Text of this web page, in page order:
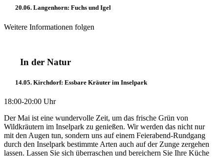
20.06. Langenhorn: Fuchs und Igel
Weitere Informationen folgen
In der Natur
14.05. Kirchdorf: Essbare Kräuter im Inselpark
18:00-20:00 Uhr
Der Mai ist eine wundervolle Zeit, um das frische Grün von
Wildkräutern im Inselpark zu genießen. Wir werden das nicht nur
mit den Augen tun, sondern uns auf einem Feierabend-Rundgang
durch den Inselpark bestimmte Arten auch auf der Zunge zergehen
lassen. Lassen Sie sich überraschen und bereichern Sie Ihre Küche